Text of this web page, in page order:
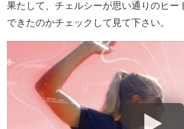
果たして、チェルシーが思い通りのヒー
できたのかチェックして見て下さい。